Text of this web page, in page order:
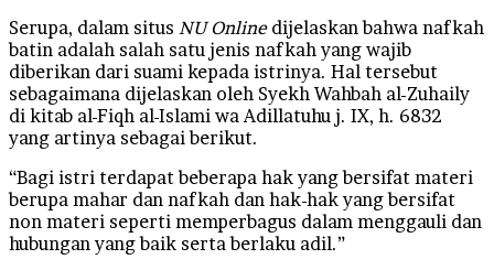
Serupa, dalam situs NU Onlinedijelaskan bahwa nafkah
batin adalah salah satu jenis nafkah yang wajib
diberikan dari suami kepada istrinya. Hal tersebut
sebagaimana dijelaskan oleh Syekh Wahbah al-Zuhaily
di kitab al-Fiqh al-Islami wa Adillatuhu j. IX, h. 6832
yang artinya sebagai berikut.
“Bagi istri terdapat beberapa hak yang bersifat materi
berupa mahar dan nafkah dan hak-hak yang bersifat
non materi seperti memperbagus dalam menggauli dan
hubungan yang baik serta berlaku adil.”